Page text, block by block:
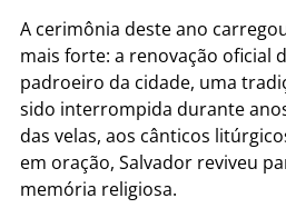
A cerimônia deste ano
mais forte: a renovação oficial
padroeiro da cidade, uma
sido interrompida durante
das velas, aos cânticos
em oração, Salvador reviveu
memória religiosa.